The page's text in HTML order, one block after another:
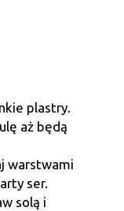
plastry.
aż będą
warstwami
ser.
solą i